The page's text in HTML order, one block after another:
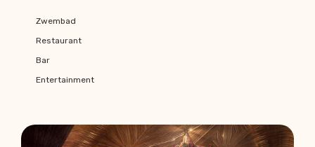
Zwembad
Restaurant
Bar
Entertainment